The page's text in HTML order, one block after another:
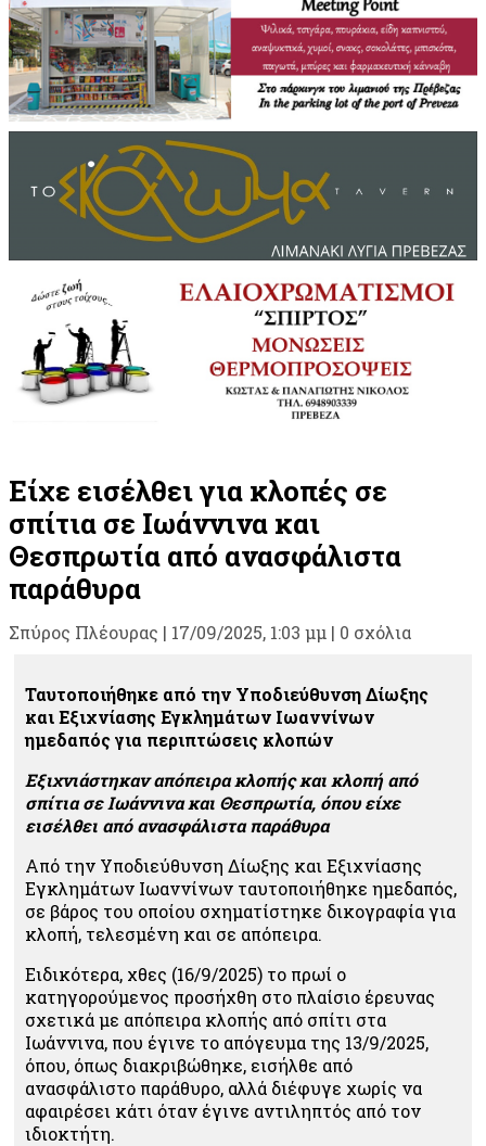
Είχε εισέλθει για κλοπές σε
σπίτια σε Ιωάννινα και
Θεσπρωτία από ανασφάλιστα
παράθυρα
Σπύρος Πλέουρας | 17/09/2025, 1:03 μμ | 0 σχόλια
Ταυτοποιήθηκε από την Υποδιεύθυνση Δίωξης
και Εξιχνίασης Εγκλημάτων Ιωαννίνων
ημεδαπός για περιπτώσεις κλοπών
Εξιχνιάστηκαν απόπειρα κλοπής και κλοπή από
σπίτια σε Ιωάννινα και Θεσπρωτία, όπου είχε
εισέλθει από ανασφάλιστα παράθυρα
Από την Υποδιεύθυνση Δίωξης και Εξιχνίασης
Εγκλημάτων Ιωαννίνων ταυτοποιήθηκε ημεδαπός,
σε βάρος του οποίου σχηματίστηκε δικογραφία για
κλοπή, τελεσμένη και σε απόπειρα.
Ειδικότερα, χθες (16/9/2025) το πρωί ο
κατηγορούμενος προσήχθη στο πλαίσιο έρευνας
σχετικά με απόπειρα κλοπής από σπίτι στα
Ιωάννινα, που έγινε το απόγευμα της 13/9/2025,
όπου, όπως διακριβώθηκε, εισήλθε από
ανασφάλιστο παράθυρο, αλλά διέφυγε χωρίς να
αφαιρέσει κάτι όταν έγινε αντιληπτός από τον
ιδιοκτήτη.